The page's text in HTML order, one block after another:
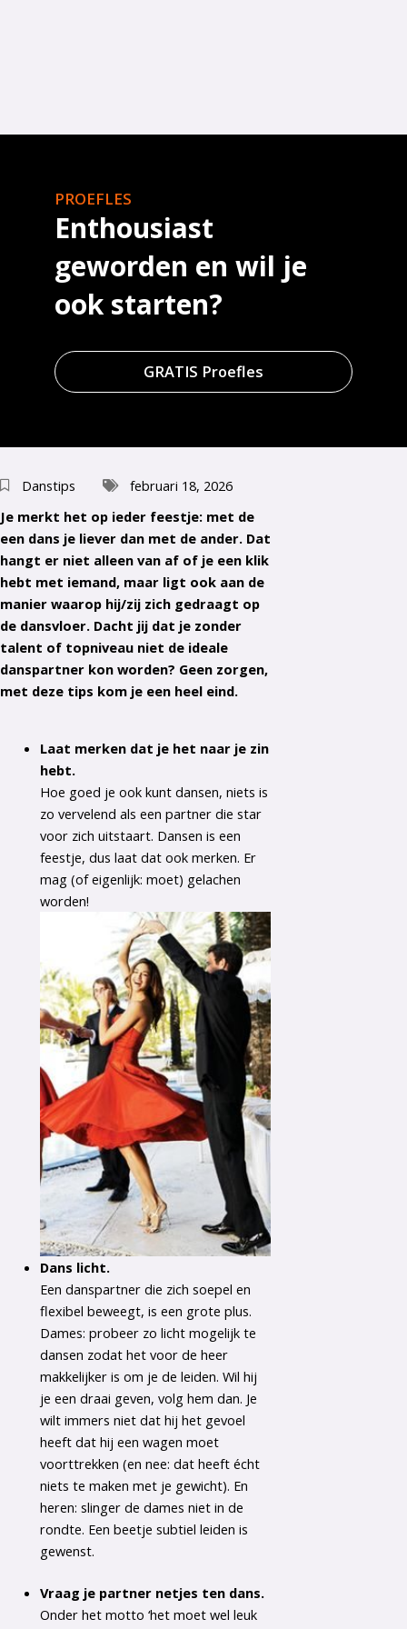
PROEFLES
Enthousiast
geworden en wil je
ook starten?
GRATIS Proefles
Danstips
februari 18, 2026
Je merkt het op ieder feestje: met de
een dans je liever dan met de ander. Dat
hangt er niet alleen van af of je een klik
hebt met iemand, maar ligt ook aan de
manier waarop hij/zij zich gedraagt op
de dansvloer. Dacht jij dat je zonder
talent of topniveau niet de ideale
danspartner kon worden? Geen zorgen,
met deze tips kom je een heel eind.
Laat merken dat je het naar je zin
hebt.
Hoe goed je ook kunt dansen, niets is
zo vervelend als een partner die star
voor zich uitstaart. Dansen is een
feestje, dus laat dat ook merken. Er
mag (of eigenlijk: moet) gelachen
worden!
Dans licht.
Een danspartner die zich soepel en
flexibel beweegt, is een grote plus.
Dames: probeer zo licht mogelijk te
dansen zodat het voor de heer
makkelijker is om je de leiden. Wil hij
je een draai geven, volg hem dan. Je
wilt immers niet dat hij het gevoel
heeft dat hij een wagen moet
voorttrekken (en nee: dat heeft écht
niets te maken met je gewicht). En
heren: slinger de dames niet in de
rondte. Een beetje subtiel leiden is
gewenst.
Vraag je partner netjes ten dans.
Onder het motto ‘het moet wel leuk